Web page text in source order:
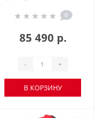
0
85 490 р.
- +
В КОРЗИНУ